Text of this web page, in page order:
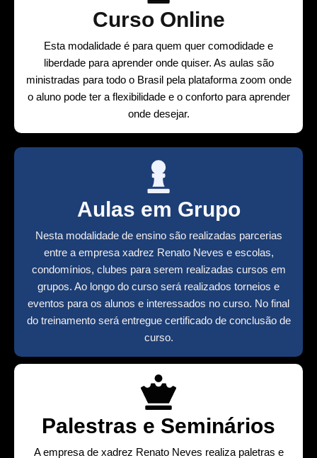
Curso Online
Esta modalidade é para quem quer comodidade e
liberdade para aprender onde quiser. As aulas são
ministradas para todo o Brasil pela plataforma zoom onde
o aluno pode ter a flexibilidade e o conforto para aprender
onde desejar.
Aulas em Grupo
Nesta modalidade de ensino são realizadas parcerias
entre a empresa xadrez Renato Neves e escolas,
condomínios, clubes para serem realizadas cursos em
grupos. Ao longo do curso será realizados torneios e
eventos para os alunos e interessados no curso. No final
do treinamento será entregue certificado de conclusão de
curso.
Palestras e Seminários
A empresa de xadrez Renato Neves realiza paletras e